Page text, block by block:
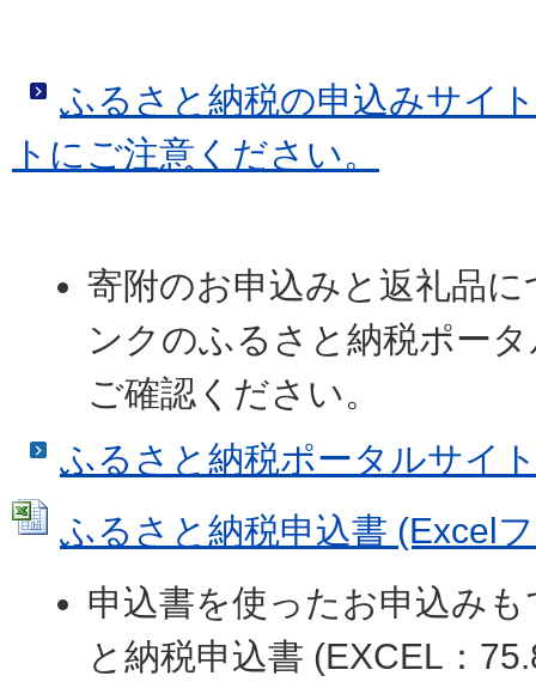
ふるさと納税の申込みサイ
トにご注意ください。
寄附のお申込みと返礼品
ンクのふるさと納税ポー
ご確認ください。
ふるさと納税ポータルサイ
ふるさと納税申込書 (Excel
申込書を使ったお申込み
と納税申込書 (EXCEL：